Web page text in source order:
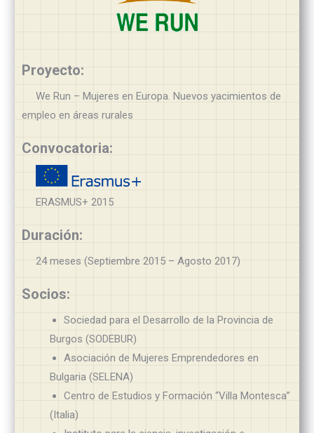
Proyecto:
We Run – Mujeres en Europa. Nuevos yacimientos de
empleo en áreas rurales
Convocatoria:
ERASMUS+ 2015
Duración:
24 meses (Septiembre 2015 – Agosto 2017)
Socios:
Sociedad para el Desarrollo de la Provincia de
Burgos (SODEBUR)
Asociación de Mujeres Emprendedores en
Bulgaria (SELENA)
Centro de Estudios y Formación “Villa Montesca”
(Italia)